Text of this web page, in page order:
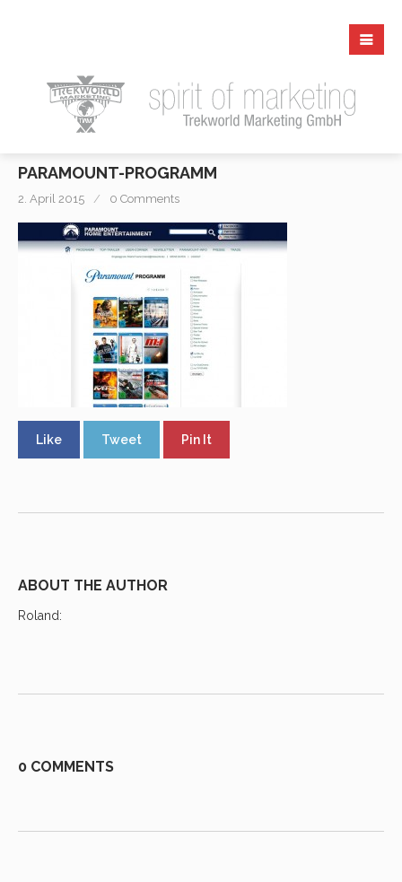
PARAMOUNT-PROGRAMM
2. April 2015 0 Comments
Like Tweet Pin It
ABOUT THE AUTHOR
Roland:
0 COMMENTS